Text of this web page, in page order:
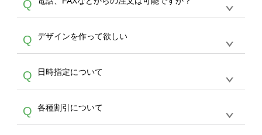
は、サポートが担当するエコバッグコンシェル
やタンブラーコンシェルをご利用ください。製
作する数量が多ければ多いほど、オンデマンド
サービスよりも低価格で製作することが可能で
す。
ドできるデータ形式は、JPG / PNG / AI / PSD /
PDF 形式になります。データの最大サイズ
写真などもアップロード可能です。使用できな
い画像はエラーになります。（※ Illustratorか
らの直接入稿には対応していません。AIで保存
し、デザインツールからアップロードして下さ
い）
Q
A
文のみ受け付けております。30個以上のご製
作をお考えの方は、サポートが担当するエコバ
スをご利用頂ければ、電話やFAX、メールなど
でご注文が可能です。
Q デザインを作って欲しい
A
を作って欲しい。などの場合は、製作数量が
30個以上であれば、サポート担当が、デザイ
バッグコンシェル
サー
ビスをご利用ください。(※ 30個以下の場合
Q 日時指定について
A
ん。発送後18時以降に配送業者・伝票番号を
メールでお知らせいたしますので、直接配送業
Q 各種割引について